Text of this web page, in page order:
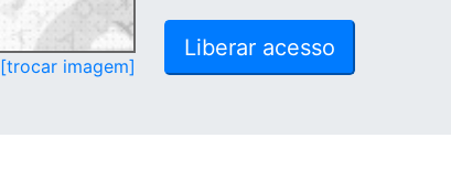
[trocar imagem]